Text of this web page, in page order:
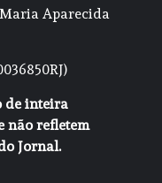
Aparecida
de inteira
não refletem
Jornal.